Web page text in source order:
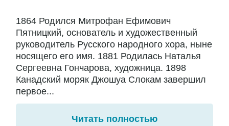
1864 Родился Митрофан Ефимович
Пятницкий, основатель и художественный
руководитель Русского народного хора, ныне
носящего его имя. 1881 Родилась Наталья
Сергеевна Гончарова, художница. 1898
Канадский моряк Джошуа Слокам завершил
первое...
Читать полностью